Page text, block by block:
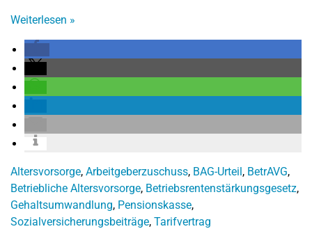
Weiterlesen »
Altersvorsorge, Arbeitgeberzuschuss, BAG-Urteil, BetrAVG,
Betriebliche Altersvorsorge, Betriebsrentenstärkungsgesetz,
Gehaltsumwandlung, Pensionskasse,
Sozialversicherungsbeiträge, Tarifvertrag